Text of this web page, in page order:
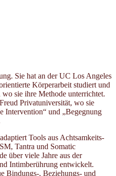
Sie hat an der UC Los Angeles
Körperarbeit studiert und
sie ihre Methode unterrichtet.
Privatuniversität, wo sie
Intervention“ und „Begegnung
Tools aus Achtsamkeits-
Tantra und Somatic
über viele Jahre aus der
Intimberührung entwickelt.
Bindungs-, Beziehungs- und